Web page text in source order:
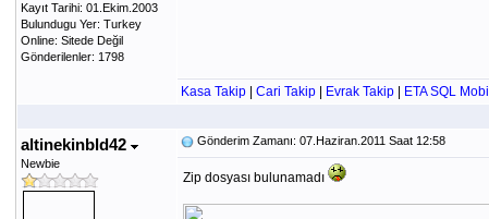
Kayıt Tarihi: 01.Ekim.2003
Bulundugu Yer: Turkey
Online: Sitede Değil
Gönderilenler: 1798
Kasa Takip| Cari Takip| Evrak Takip| ETA SQL Mobil
altinekinbld42
Newbie
Gönderim Zamanı: 07.Haziran.2011 Saat 12:58
Zip dosyası bulunamadı